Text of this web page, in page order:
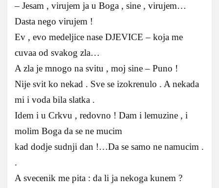
– Jesam , virujem ja u Boga , sine , virujem…
Dasta nego virujem !
Ev , evo medeljice nase DJEVICE – koja me
cuvaa od svakog zla…
A zla je mnogo na svitu , moj sine – Puno !
Nije svit ko nekad . Sve se izokrenulo . A nekada
mi i voda bila slatka .
Idem i u Crkvu , redovno ! Dam i lemuzine , i
molim Boga da se ne mucim
kad dodje sudnji dan !…Da se samo ne namucim .
.
A svecenik me pita : da li ja nekoga kunem ?